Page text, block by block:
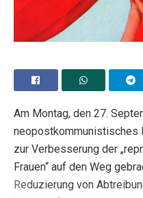
Am Montag, den 27.
neopostkommunistisches
zur Verbesserung der
Frauen“ auf den Weg
Reduzierung von